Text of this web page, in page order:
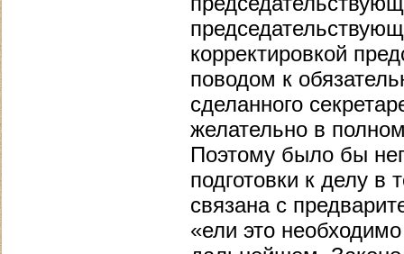
корректировкой
поводом к
сделанного
желательно в
Поэтому было бы
подготовки к делу в
связана с
«ели это